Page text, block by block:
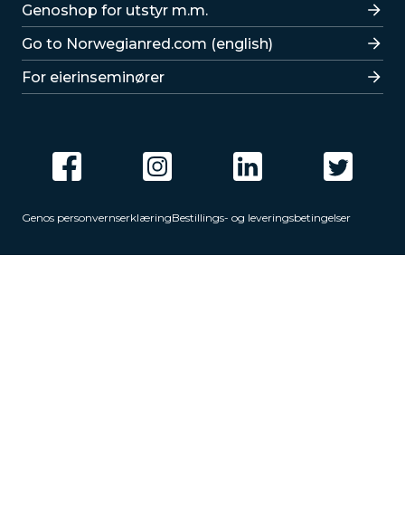
Genoshop for utstyr m.m.
Go to Norwegianred.com (english)
For eierinseminører
Genos personvernserklæringBestillings- og leveringsbetingelser